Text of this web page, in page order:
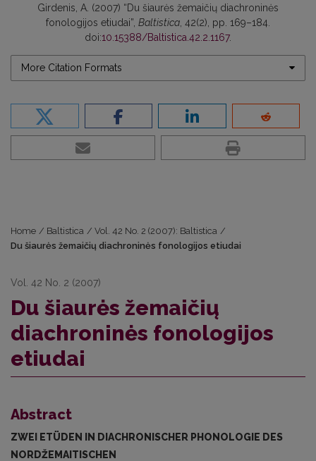
Girdenis, A. (2007) “Du šiaurės žemaičių diachroninės
fonologijos etiudai”, Baltistica , 42(2), pp. 169–184.
doi:10.15388/Baltistica.42.2.1167.
More Citation Formats
Home / Baltistica / Vol. 42 No. 2 (2007): Baltistica /
Du šiaurės žemaičių diachroninės fonologijos etiudai
Vol. 42 No. 2 (2007)
Du šiaurės žemaičių
diachroninės fonologijos
etiudai
Abstract
ZWEI ETÜDEN IN DIACHRONISCHER PHONOLOGIE DES
NORDŽEMAITISCHEN